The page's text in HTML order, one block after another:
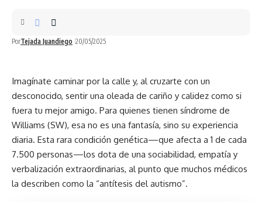
PorTejada Juandiego 20/05/2025
Imagínate caminar por la calle y, al cruzarte con un
desconocido, sentir una oleada de cariño y calidez como si
fuera tu mejor amigo. Para quienes tienen síndrome de
Williams (SW), esa no es una fantasía, sino su experiencia
diaria. Esta rara condición genética—que afecta a 1 de cada
7.500 personas—los dota de una sociabilidad, empatía y
verbalización extraordinarias, al punto que muchos médicos
la describen como la “antítesis del autismo”.